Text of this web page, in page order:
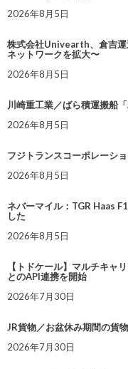
2026年8月5日
株式会社Univearth、倉吉運
ネットワークを拡大〜
2026年8月5日
川崎重工業／ばら積運搬船
2026年8月5日
フジトランスコーポレーシ
2026年8月5日
ネバーマイル：TGR Haas
した
2026年8月5日
【トドケール】マルチキャ
とのAPI連携を開始
2026年7月30日
JR貨物／お盆休み期間の貨
2026年7月30日